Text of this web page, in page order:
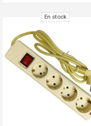
En stock